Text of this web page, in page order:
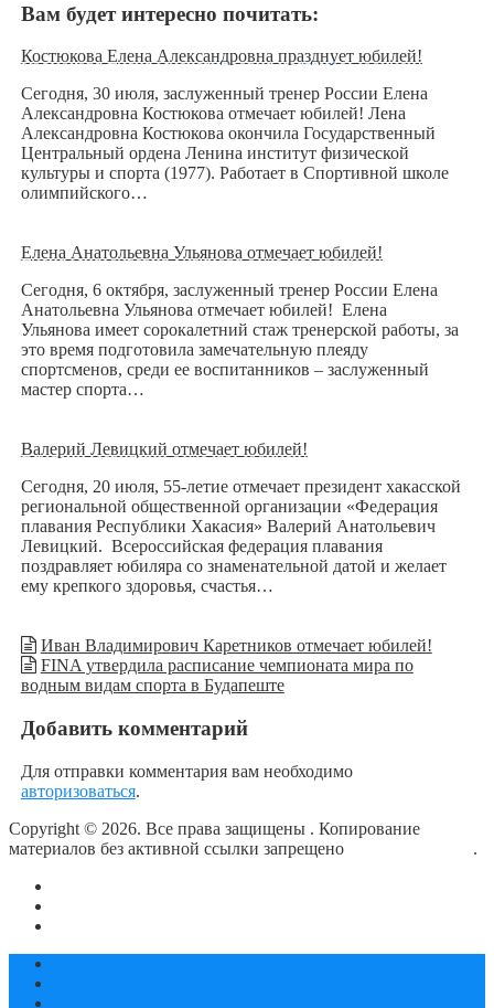
Вам будет интересно почитать:
Костюкова Елена Александровна празднует юбилей!
Сегодня, 30 июля, заслуженный тренер России Елена
Александровна Костюкова отмечает юбилей! Лена
Александровна Костюкова окончила Государственный
Центральный ордена Ленина институт физической
культуры и спорта (1977). Работает в Спортивной школе
олимпийского…
Елена Анатольевна Ульянова отмечает юбилей!
Сегодня, 6 октября, заслуженный тренер России Елена
Анатольевна Ульянова отмечает юбилей! Елена
Ульянова имеет сорокалетний стаж тренерской работы, за
это время подготовила замечательную плеяду
спортсменов, среди ее воспитанников – заслуженный
мастер спорта…
Валерий Левицкий отмечает юбилей!
Сегодня, 20 июля, 55-летие отмечает президент хакасской
региональной общественной организации «Федерация
плавания Республики Хакасия» Валерий Анатольевич
Левицкий. Всероссийская федерация плавания
поздравляет юбиляра со знаменательной датой и желает
ему крепкого здоровья, счастья…
Иван Владимирович Каретников отмечает юбилей!
FINA утвердила расписание чемпионата мира по
водным видам спорта в Будапеште
Добавить комментарий
Для отправки комментария вам необходимо
авторизоваться.
Copyright © 2026. Все права защищены . Копирование
материалов без активной ссылки запрещено
.